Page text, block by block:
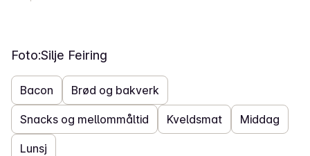
Foto:Silje Feiring
Bacon Brød og bakverk
Snacks og mellommåltid Kveldsmat Middag
Lunsj